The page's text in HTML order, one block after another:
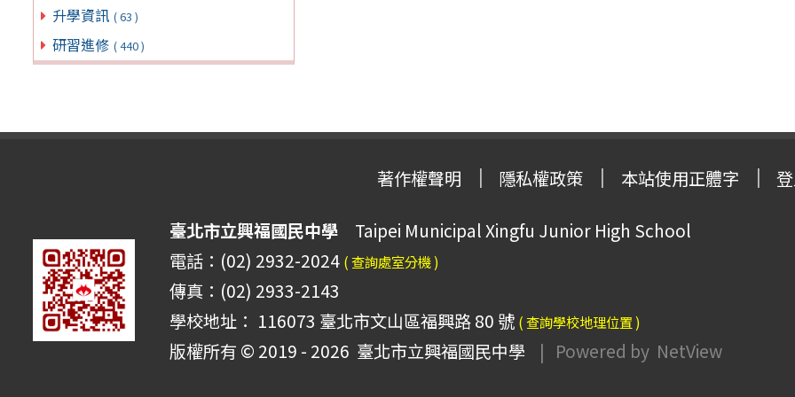
升學資訊 ( 63 )
研習進修 ( 440 )
著作權聲明 隱私權政策 本站使用正體字
臺北市立興福國民中學Taipei Municipal Xingfu Junior High School
電話：(02) 2932-2024 ( 查詢處室分機 )
傳真：(02) 2933-2143
學校地址： 116073 臺北市文山區福興路 80 號 ( 查詢學校地理位置 )
版權所有 © 2019 - 2026 臺北市立興福國民中學 | Powered by NetView